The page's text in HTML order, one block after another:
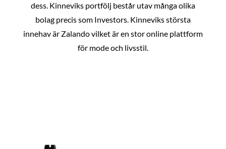
dess. Kinneviks portfölj består utav många olika
bolag precis som Investors. Kinneviks största
innehav är Zalando vilket är en stor online plattform
för mode och livsstil.